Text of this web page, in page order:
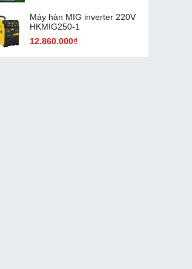
Máy hàn MIG inverter 220V
HKMIG250-1
12.860.000₫